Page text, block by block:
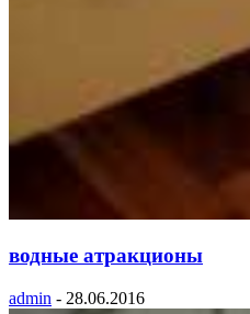
водные атракционы
admin - 28.06.2016